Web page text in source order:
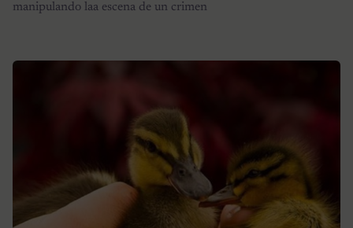
manipulando laa escena de un crimen